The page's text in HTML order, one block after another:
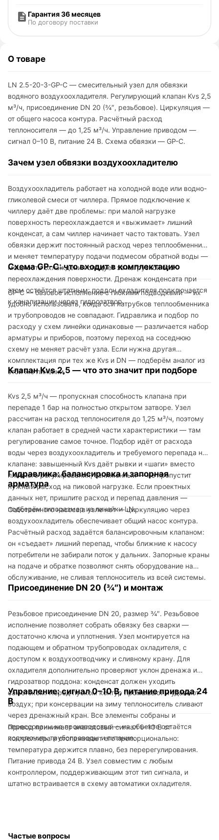
Гарантия 36 месяцев
По договору поставки
О товаре
LN 2.5-20-3-GP-C — смесительный узел для обвязки
водяного воздухоохладителя. Регулирующий клапан Kvs 2,5
м³/ч, присоединение DN 20 (¾″, резьбовое). Циркуляция —
от общего насоса контура. Расчётный расход
теплоносителя — до 1,25 м³/ч. Управление приводом —
сигнал 0–10 В, питание 24 В. Схема обвязки — GP-C.
Зачем узел обвязки воздухоохладителю
Воздухоохладитель работает на холодной воде или водно-
гликолевой смеси от чиллера. Прямое подключение к
чиллеру даёт две проблемы: при малой нагрузке
поверхность переохлаждается и «выжимает» лишний
конденсат, а сам чиллер начинает часто тактовать. Узел
обвязки держит постоянный расход через теплообменник
и меняет температуру подачи подмесом обратной воды —
мощность охлаждения следует за нагрузкой без
переохлаждения поверхности. Дренаж конденсата при
этом остаётся штатным: поддон охладителя подключается
к канализации через гидрозатвор.
Схема GP-C: что входит в комплектацию
GP-C — базовое исполнение с гибкими подводками — их
удобно использовать, когда оси патрубков теплообменника
и трубопроводов не совпадают. Гидравлика и подбор по
расходу у схем линейки одинаковые — различается набор
арматуры и приборов, поэтому переход на соседнюю
схему не меняет расчёт узла. Если нужна другая
комплектация при тех же Kvs и DN — подберём аналог из
этой же линейки.
Клапан Kvs 2,5 — что это значит при подборе
Kvs 2,5 м³/ч — пропускная способность клапана при
перепаде 1 бар на полностью открытом затворе. Узел
рассчитан на расход теплоносителя до 1,25 м³/ч, поэтому
клапан работает в средней части характеристики — там
регулирование самое точное. Подбор идёт от расхода
воды через воздухоохладитель и требуемого перепада на
клапане: завышенный Kvs даёт рывки и «шаги» вместо
плавного регулирования, заниженный — не пропустит
нужный расход на пиковой нагрузке. Если проектных
данных нет, пришлите расход и перепад давления —
подберём типоразмер из линейки LN.
Гидравлика: балансировка и запорная
арматура
Собственного насоса в узле нет — циркуляцию через
воздухоохладитель обеспечивает общий насос контура.
Расчётный расход задаётся балансировочным клапаном:
он «съедает» лишний перепад, чтобы ближние к насосу
потребители не забирали поток у дальних. Запорные краны
на подаче и обратке позволяют снять оборудование на
обслуживание, не сливая теплоноситель из всей системы.
Присоединение DN 20 (¾″) и монтаж
Резьбовое присоединение DN 20, размер ¾″. Резьбовое
исполнение позволяет собрать обвязку без сварки —
достаточно ключа и уплотнения. Узел монтируется на
подающем и обратном трубопроводах охладителя, с
доступом к воздухоотводчику и сливному крану. Для
охладителя дополнительно проверяют уклон дренажа и
гидрозатвор поддона: конденсат должен уходить
самотёком. Перед пуском контур промывают и удаляют
воздух; при консервации на зиму теплоноситель сливают
через дренажный кран. Все элементы собраны и
опрессованы на производстве — на объекте остаётся
подключить трубопроводы и питание.
Управление: сигнал 0–10 В, питание привода 24
В
Привод принимает аналоговый сигнал 0–10 В от
контроллера и отслеживает его пропорционально:
температура держится плавно, без перерегулирования.
Питание привода 24 В. Узел совместим с любым
контроллером, поддерживающим этот тип сигнала, и
штатно встраивается в схему автоматики охладителя.
Частые вопросы